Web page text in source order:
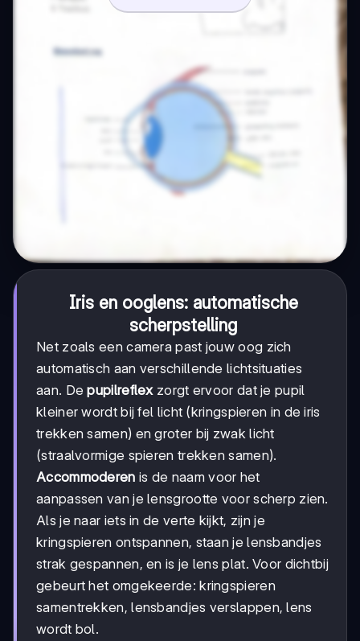
Iris en ooglens: automatische
scherpstelling
Net zoals een camera past jouw oog zich
automatisch aan verschillende lichtsituaties
aan. Depupilreflexzorgt ervoor dat je pupil
kleiner wordt bij fel licht (kringspieren in de iris
trekken samen) en groter bij zwak licht
(straalvormige spieren trekken samen).
Accommoderen is de naam voor het
aanpassen van je lensgrootte voor scherp zien.
Als je naar iets in de verte kijkt, zijn je
kringspieren ontspannen, staan je lensbandjes
strak gespannen, en is je lens plat. Voor dichtbij
gebeurt het omgekeerde: kringspieren
samentrekken, lensbandjes verslappen, lens
wordt bol.